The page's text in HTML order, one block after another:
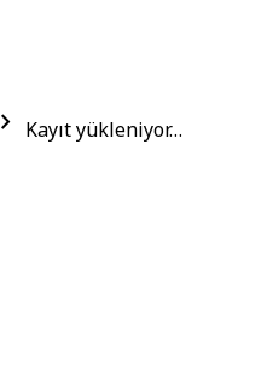
chevron_right Kayıt yükleniyor…